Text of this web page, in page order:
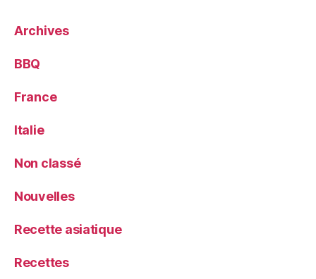
Archives
BBQ
France
Italie
Non classé
Nouvelles
Recette asiatique
Recettes